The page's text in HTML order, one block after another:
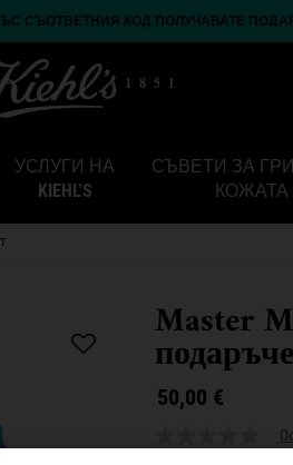
СЪОТВЕТНИЯ КОД ПОЛУЧАВАТЕ
УСЛУГИ НА
KIEHL'S
СЪВЕТИ ЗА
КОЖАТА
Master
50,00 €